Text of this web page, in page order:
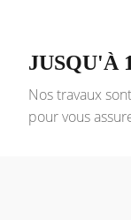
JUSQU'À
Nos travaux
pour vous